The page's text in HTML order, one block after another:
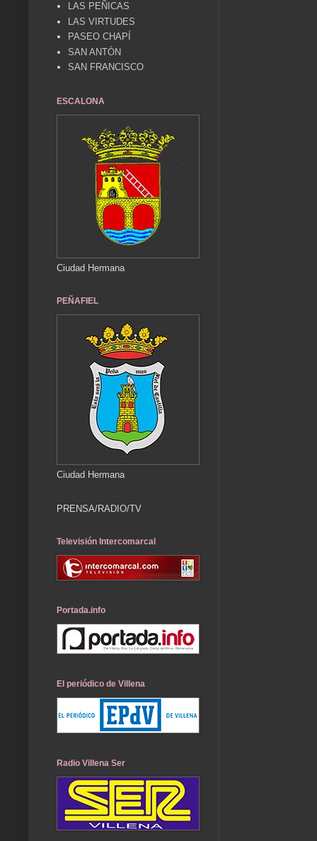
LAS PEÑICAS
LAS VIRTUDES
PASEO CHAPÍ
SAN ANTÓN
SAN FRANCISCO
ESCALONA
Ciudad Hermana
PEÑAFIEL
Ciudad Hermana
PRENSA/RADIO/TV
Televisión Intercomarcal
Portada.info
El periódico de Villena
Radio Villena Ser